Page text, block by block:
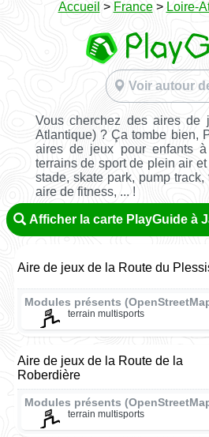
Accueil > France> Loire-
Voir autour
Vous cherchez des aires de
Atlantique) ? Ça tombe bien,
aires de jeux pour enfants
terrains de sport de plein air
stade, skate park, pump
aire de fitness, ... !
Afficher la carte PlayGuide à
Aire de jeux de la Route du
Modules présents
terrain multisports
Aire de jeux de la Route de la
Roberdière
Modules présents
terrain multisports